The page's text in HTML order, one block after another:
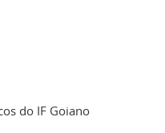
do IF Goiano